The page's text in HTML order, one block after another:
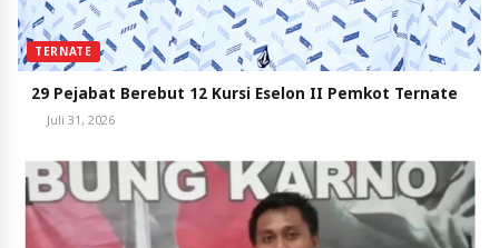
TERNATE
29 Pejabat Berebut 12 Kursi Eselon II Pemkot Ternate
Juli 31, 2026